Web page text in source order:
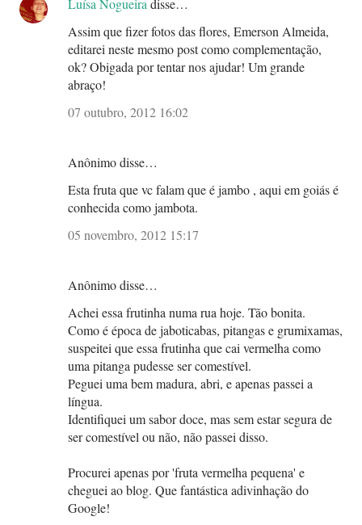
Luísa Nogueiradisse…
Assim que fizer fotos das flores, Emerson Almeida,
editarei neste mesmo post como complementação,
ok? Obigada por tentar nos ajudar! Um grande
abraço!
07 outubro, 2012 16:02
Anônimo disse…
Esta fruta que vc falam que é jambo , aqui em goiás é
conhecida como jambota.
05 novembro, 2012 15:17
Anônimo disse…
Achei essa frutinha numa rua hoje. Tão bonita.
Como é época de jaboticabas, pitangas e grumixamas,
suspeitei que essa frutinha que cai vermelha como
uma pitanga pudesse ser comestível.
Peguei uma bem madura, abri, e apenas passei a
língua.
Identifiquei um sabor doce, mas sem estar segura de
ser comestível ou não, não passei disso.
Procurei apenas por 'fruta vermelha pequena' e
cheguei ao blog. Que fantástica adivinhação do
Google!